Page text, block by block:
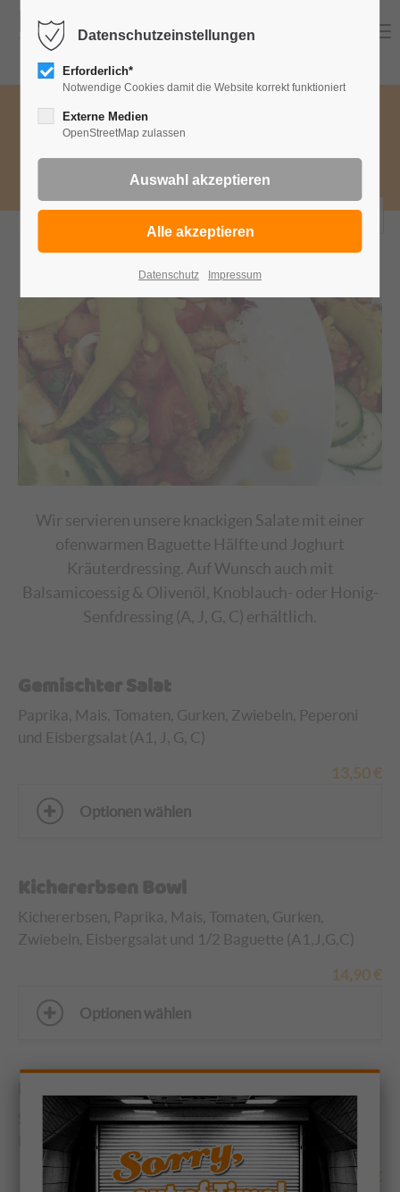
Speisekategorie wählen
Frische Salatebestellen
Wir servieren unsere knackigen Salate mit einer
ofenwarmen Baguette Hälfte und Joghurt
Kräuterdressing. Auf Wunsch auch mit
Balsamicoessig & Olivenöl, Knoblauch- oder Honig-
Senfdressing (A, J, G, C) erhältlich.
Gemischter Salat
Paprika, Mais, Tomaten, Gurken, Zwiebeln, Peperoni
und Eisbergsalat (A1, J, G, C)
13,50 €
Optionen wählen
Kichererbsen Bowl
Kichererbsen, Paprika, Mais, Tomaten, Gurken,
Zwiebeln, Eisbergsalat und 1/2 Baguette (A1,J,G,C)
14,90 €
Optionen wählen
Bauernsalat
Schafskäse, Oliven, Tomaten, Gurken, Zwiebeln,
Peperoni und Eisbergsalat (A1, J, G, C)
14,50 €
Datenschutzeinstellungen
Erforderlich*
Notwendige Cookies damit die Website korrekt funktioniert
Externe Medien
OpenStreetMap zulassen
Datenschutz Impressum